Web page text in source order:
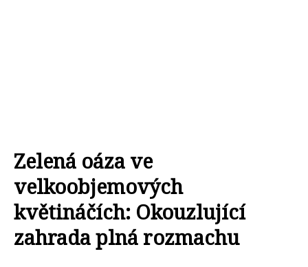
Zelená oáza ve
velkoobjemových
květináčích: Okouzlující
zahrada plná rozmachu